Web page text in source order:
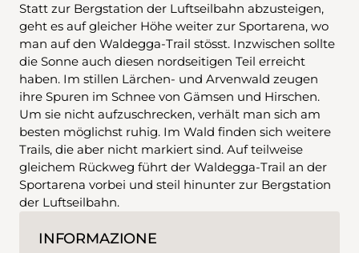
Statt zur Bergstation der Luftseilbahn abzusteigen,
geht es auf gleicher Höhe weiter zur Sportarena, wo
man auf den Waldegga-Trail stösst. Inzwischen sollte
die Sonne auch diesen nordseitigen Teil erreicht
haben. Im stillen Lärchen- und Arvenwald zeugen
ihre Spuren im Schnee von Gämsen und Hirschen.
Um sie nicht aufzuschrecken, verhält man sich am
besten möglichst ruhig. Im Wald finden sich weitere
Trails, die aber nicht markiert sind. Auf teilweise
gleichem Rückweg führt der Waldegga-Trail an der
Sportarena vorbei und steil hinunter zur Bergstation
der Luftseilbahn.
INFORMAZIONE